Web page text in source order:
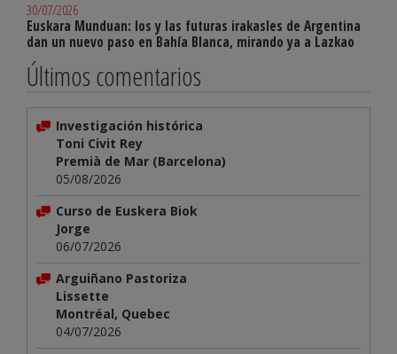
30/07/2026
Euskara Munduan: los y las futuras irakasles de Argentina
dan un nuevo paso en Bahía Blanca, mirando ya a Lazkao
Últimos comentarios
Investigación histórica
Toni Civit Rey
Premià de Mar (Barcelona)
05/08/2026
Curso de Euskera Biok
Jorge
06/07/2026
Arguiñano Pastoriza
Lissette
Montréal, Quebec
04/07/2026